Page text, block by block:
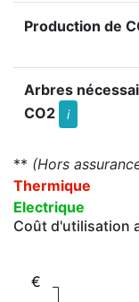
Production de
Arbres
CO2
i
** (Hors
Thermique
Electrique
Coût d'utilisation
€